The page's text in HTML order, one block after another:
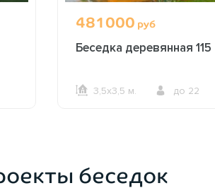
481000 руб
Беседка деревянная 115
3,5х3,5 м. до 22
беседок